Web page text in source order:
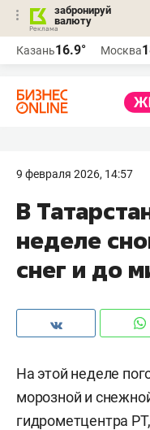
забронируй
валюту
Казань16.9° Москва
9 февраля 2026, 14:57
В
неделе
снег и до
На этой неделе
морозной и
гидрометцентра РТ